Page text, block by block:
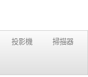
投影機 掃描器